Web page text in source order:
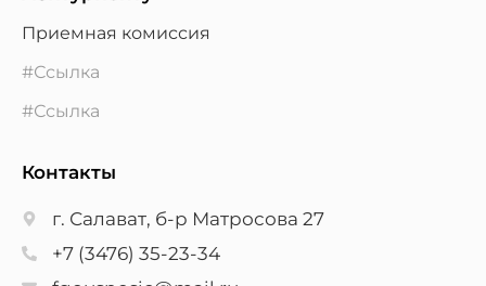
Приемная комиссия
#Ссылка
#Ссылка
Контакты
г. Салават, б-р Матросова 27
+7 (3476) 35-23-34